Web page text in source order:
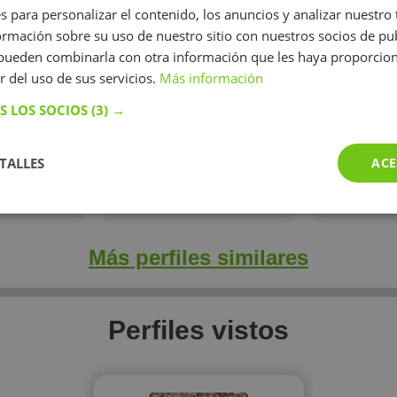
lenguas.
inglés C2
Escuela
y C1 de
Instituto
Más perfiles similares
Perfiles vistos
para personalizar el contenido, los anuncios y analizar nuestro
sobre su uso de nuestro sitio con nuestros socios de
combinarla con otra información que les haya
del uso de sus servicios. Más información
LOS SOCIOS (3) →